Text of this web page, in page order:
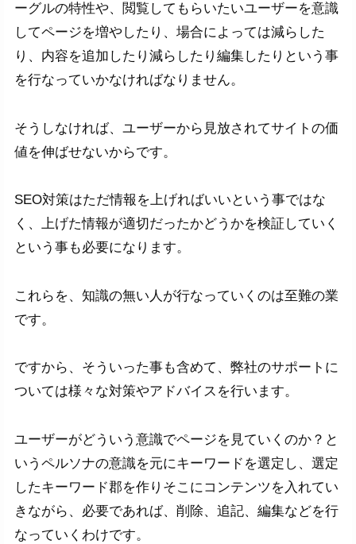
ーグルの特性や、閲覧してもらいたいユーザーを意識
してページを増やしたり、場合によっては減らした
り、内容を追加したり減らしたり編集したりという事
を行なっていかなければなりません。
そうしなければ、ユーザーから見放されてサイトの価
値を伸ばせないからです。
SEO対策はただ情報を上げればいいという事ではな
く、上げた情報が適切だったかどうかを検証していく
という事も必要になります。
これらを、知識の無い人が行なっていくのは至難の業
です。
ですから、そういった事も含めて、弊社のサポートに
ついては様々な対策やアドバイスを行います。
ユーザーがどういう意識でページを見ていくのか？と
いうペルソナの意識を元にキーワードを選定し、選定
したキーワード郡を作りそこにコンテンツを入れてい
きながら、必要であれば、削除、追記、編集などを行
なっていくわけです。